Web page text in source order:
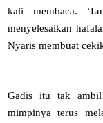
kali membaca.
menyelesaikan
Nyaris membuat
Gadis itu tak ambil
mimpinya terus